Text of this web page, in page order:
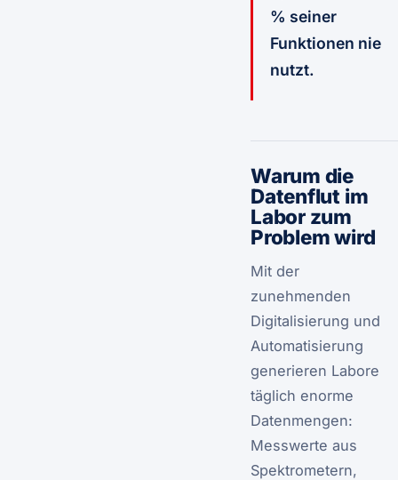
% seiner
Funktionen nie
nutzt.
Warum die
Datenflut im
Labor zum
Problem wird
Mit der
zunehmenden
Digitalisierung und
Automatisierung
generieren Labore
täglich enorme
Datenmengen:
Messwerte aus
Spektrometern,